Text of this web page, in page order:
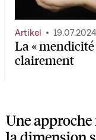
La «
clairement
Artikel 19.07.2024
Une